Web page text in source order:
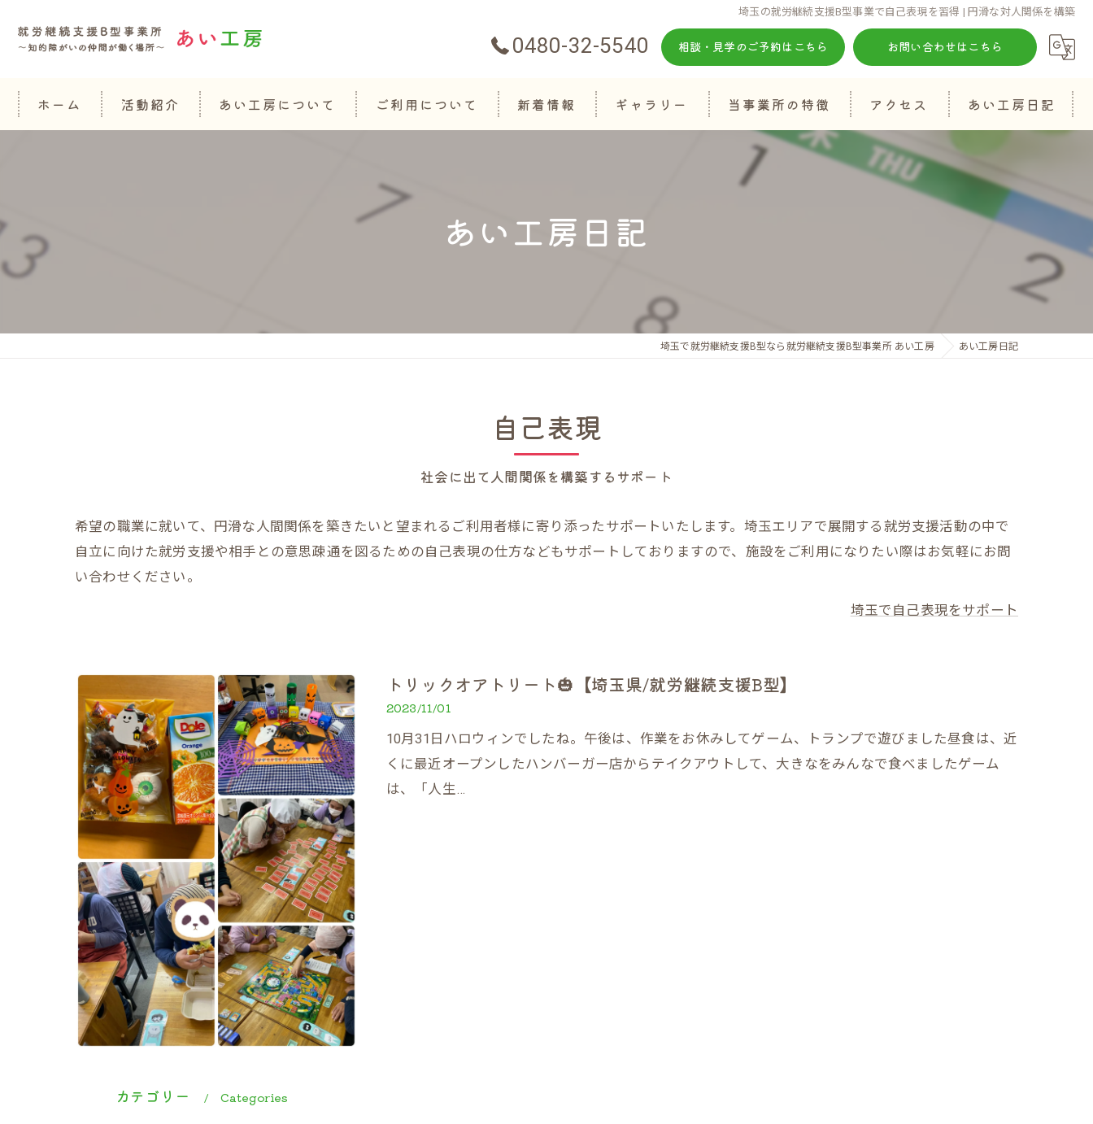
埼玉の就労継続支援B型事業で自己表現を習得 | 円滑な対人関係を構築
0480-32-5540 相談・見学のご予約はこちら お問い合わせはこちら
ホーム 活動紹介 あい工房について ご利用について 新着情報 ギャラリー 当事業所の特徴
知的障がい
アクセス あい工房日記
あい工房日記
埼玉で就労継続支援B型なら就労継続支援B型事業所 あい工房 あい工房日記
自己表現
社会に出て人間関係を構築するサポート
希望の職業に就いて、円滑な人間関係を築きたいと望まれるご利用者様に寄り添ったサポートいたします。埼玉エリアで展開する就労支援活動の中で
自立に向けた就労支援や相手との意思疎通を図るための自己表現の仕方などもサポートしておりますので、施設をご利用になりたい際はお気軽にお問
い合わせください。
埼玉で自己表現をサポート
トリックオアトリート🎃【埼玉県/就労継続支援B型】
2023/11/01
10月31日ハロウィンでしたね。午後は、作業をお休みしてゲーム、トランプで遊びました昼食は、近
くに最近オープンしたハンバーガー店からテイクアウトして、大きなをみんなで食べましたゲーム
は、「人生…
カテゴリー Categories